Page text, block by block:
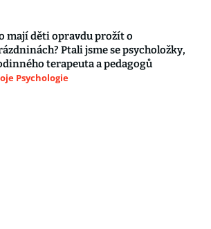
mají děti opravdu prožít o
Ptali jsme se psycholožky,
terapeuta a pedagogů
Psychologie